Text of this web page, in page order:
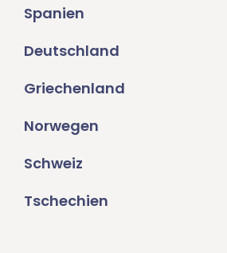
Spanien
Deutschland
Griechenland
Norwegen
Schweiz
Tschechien